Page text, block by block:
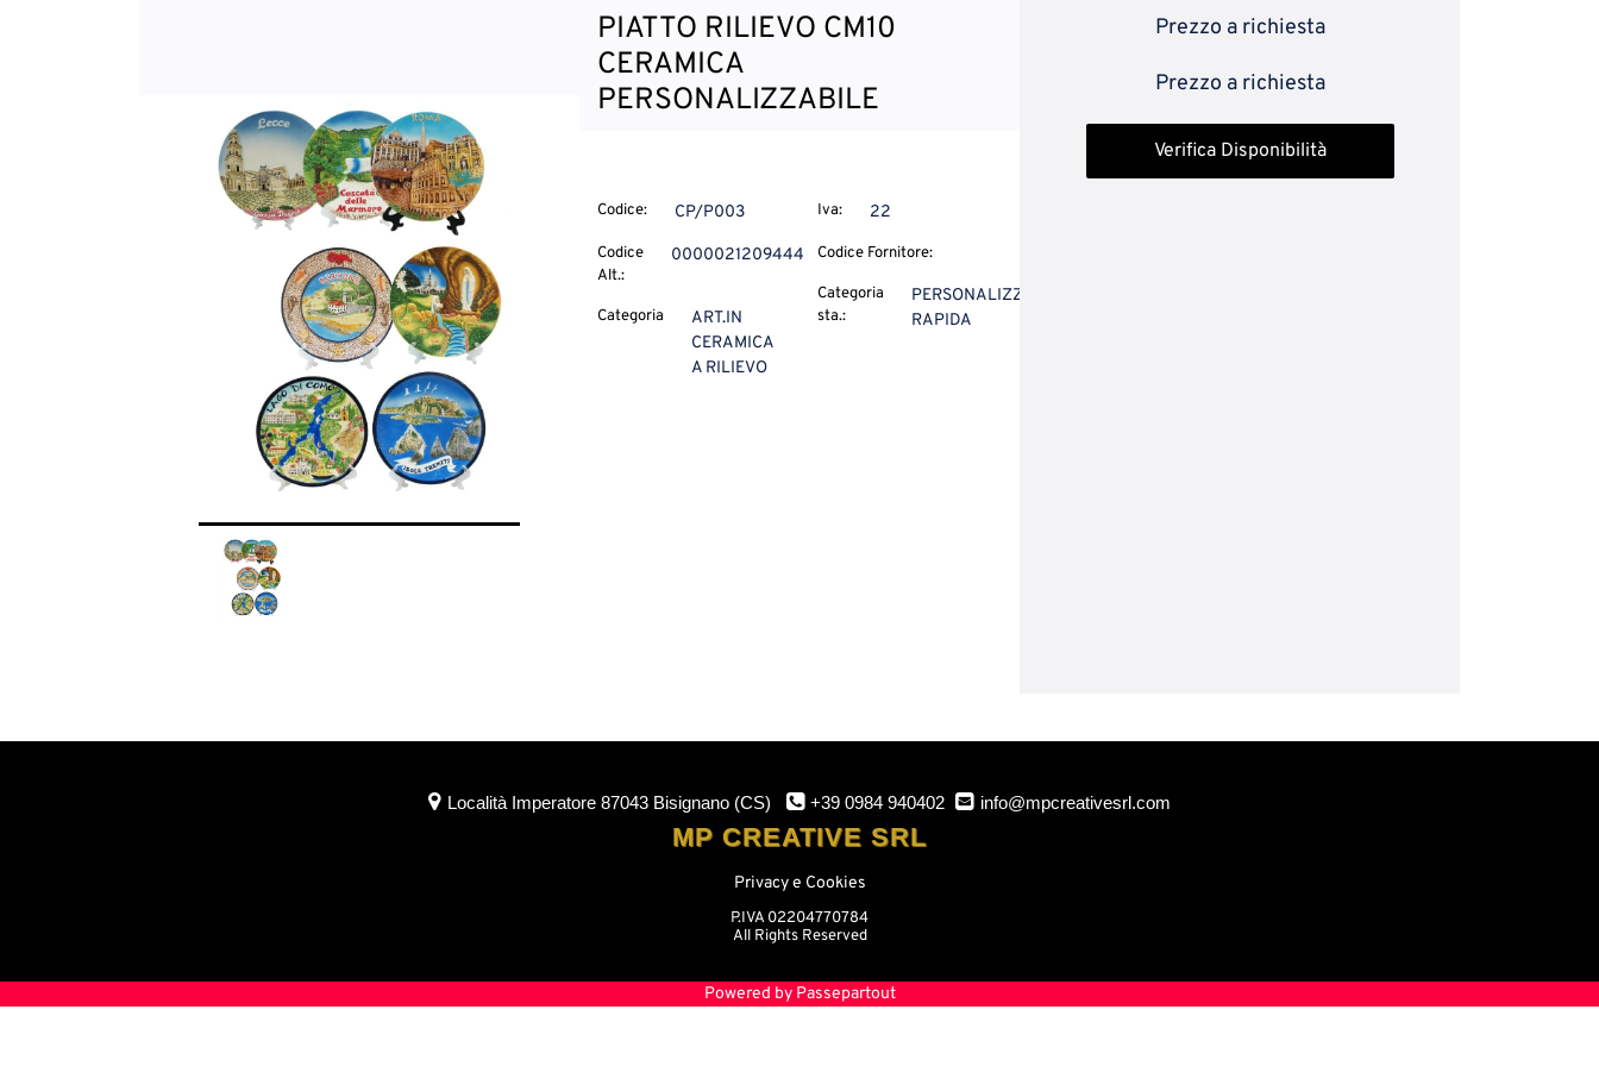
PIATTO RILIEVO CM10
CERAMICA
PERSONALIZZABILE
Codice: CP/P003
Codice
Alt.:
0000021209444
Categoria
ART.IN
CERAMICA
A RILIEVO
Iva: 22
Codice Fornitore:
Categoria
sta.:
PERSONALIZZ.
RAPIDA
Prezzo a richiesta
Prezzo a richiesta
Verifica Disponibilità
Località Imperatore87043 Bisignano (CS) +39 0984 940402 info@mpcreativesrl.com
MP CREATIVE SRL
Privacy e Cookies
P.IVA 02204770784
All Rights Reserved
Powered by Passepartout